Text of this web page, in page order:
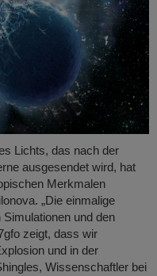
Lichts, das nach der
ausgesendet wird, hat
Merkmalen
„Die einmalige
und den
zeigt, dass wir
und in der
Wissenschaftler bei